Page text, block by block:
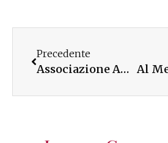
Precedente
Associazione Amici: una realtà viva sul territorio